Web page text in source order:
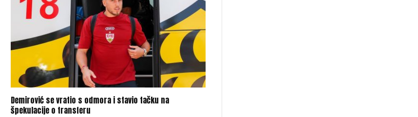
Demirović se vratio s odmora i stavio tačku na
špekulacije o transferu